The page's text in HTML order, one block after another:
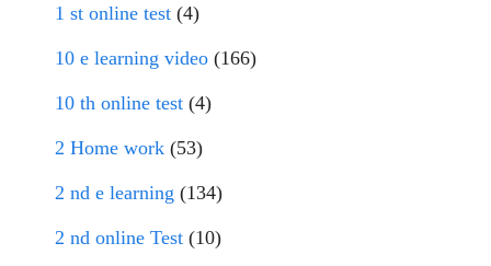
1 st online test (4)
10 e learning video (166)
10 th online test (4)
2 Home work (53)
2 nd e learning (134)
2 nd online Test (10)